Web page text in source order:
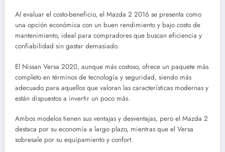
Al evaluar el costo-beneficio, el Mazda 2 2016 se presenta como
una opción económica con un buen rendimiento y bajo costo de
mantenimiento, ideal para compradores que buscan eficiencia y
confiabilidad sin gastar demasiado.
El Nissan Versa 2020, aunque más costoso, ofrece un paquete más
completo en términos de tecnología y seguridad, siendo más
adecuado para aquellos que valoran las características modernas y
están dispuestos a invertir un poco más.
Ambos modelos tienen sus ventajas y desventajas, pero el Mazda 2
destaca por su economía a largo plazo, mientras que el Versa
sobresale por su equipamiento y confort.